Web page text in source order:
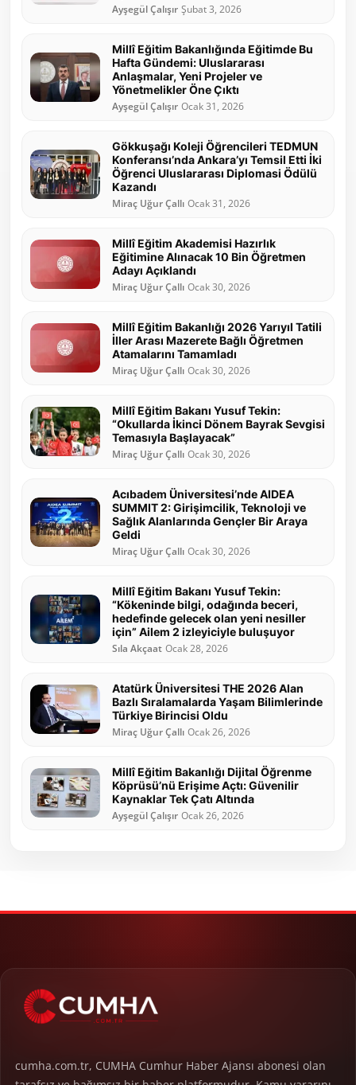
Ayşegül Çalışır Şubat 3, 2026
Millî Eğitim Bakanlığında Eğitimde Bu
Hafta Gündemi: Uluslararası
Anlaşmalar, Yeni Projeler ve
Yönetmelikler Öne Çıktı
Ayşegül Çalışır Ocak 31, 2026
Gökkuşağı Koleji Öğrencileri TEDMUN
Konferansı’nda Ankara’yı Temsil Etti İki
Öğrenci Uluslararası Diplomasi Ödülü
Kazandı
Miraç Uğur Çallı Ocak 31, 2026
Millî Eğitim Akademisi Hazırlık
Eğitimine Alınacak 10 Bin Öğretmen
Adayı Açıklandı
Miraç Uğur Çallı Ocak 30, 2026
Millî Eğitim Bakanlığı 2026 Yarıyıl Tatili
İller Arası Mazerete Bağlı Öğretmen
Atamalarını Tamamladı
Miraç Uğur Çallı Ocak 30, 2026
Millî Eğitim Bakanı Yusuf Tekin:
“Okullarda İkinci Dönem Bayrak Sevgisi
Temasıyla Başlayacak”
Miraç Uğur Çallı Ocak 30, 2026
Acıbadem Üniversitesi’nde AIDEA
SUMMIT 2: Girişimcilik, Teknoloji ve
Sağlık Alanlarında Gençler Bir Araya
Geldi
Miraç Uğur Çallı Ocak 30, 2026
Millî Eğitim Bakanı Yusuf Tekin:
“Kökeninde bilgi, odağında beceri,
hedefinde gelecek olan yeni nesiller
için” Ailem 2 izleyiciyle buluşuyor
Sıla Akçaat Ocak 28, 2026
Atatürk Üniversitesi THE 2026 Alan
Bazlı Sıralamalarda Yaşam Bilimlerinde
Türkiye Birincisi Oldu
Miraç Uğur Çallı Ocak 26, 2026
Millî Eğitim Bakanlığı Dijital Öğrenme
Köprüsü’nü Erişime Açtı: Güvenilir
Kaynaklar Tek Çatı Altında
Ayşegül Çalışır Ocak 26, 2026
cumha.com.tr, CUMHA Cumhur Haber Ajansı abonesi olan